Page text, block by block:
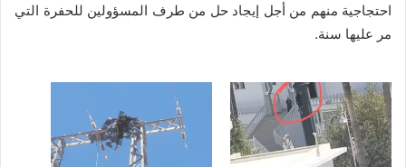
احتجاجية منهم من أجل إيجاد حل من طرف المسؤولين للحفرة التي
مر عليها سنة.